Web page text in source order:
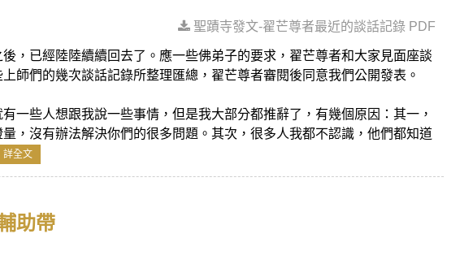
聖蹟寺發文-翟芒尊者最近的談話記錄 PDF
，已經陸陸續續回去了。應一些佛弟子的要求，翟芒尊者和大家見面座談
師們的幾次談話記錄所整理匯總，翟芒尊者審閱後同意我們公開發表。
一些人想跟我說一些事情，但是我大部分都推辭了，有幾個原因：其一，
，沒有辦法解決你們的很多問題。其次，很多人我都不認識，他們都知道
詳全文
助帶